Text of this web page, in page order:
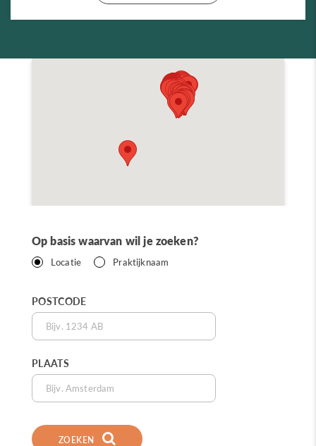
Op basis waarvan wil je zoeken?
Locatie Praktijknaam
POSTCODE
PLAATS
ZOEKEN